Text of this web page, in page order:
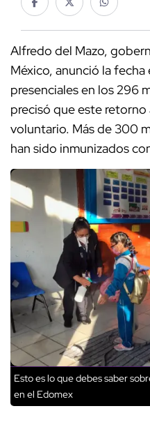
Alfredo del Mazo,
México, anunció la fecha
presenciales en los 296
precisó que este retorno
voluntario. Más de 300
han sido inmunizados
Esto es lo que debes saber
en el Edomex